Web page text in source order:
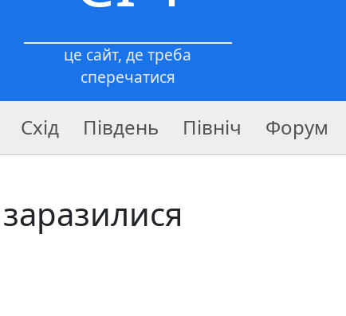
це сайт, де треба
сперечатися
Схід Південь Північ Форум